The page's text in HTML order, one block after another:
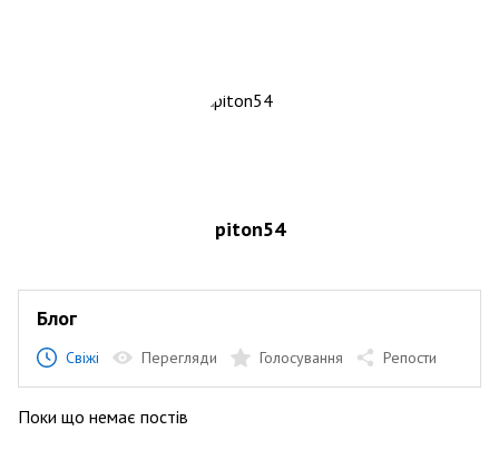
piton54
Блог
Свіжі Перегляди Голосування Репости
Поки що немає постів